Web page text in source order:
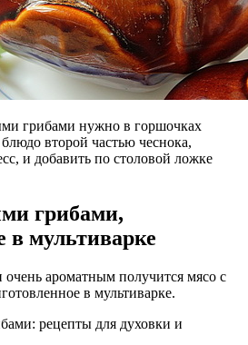
грибами нужно в горшочках
второй частью чеснока,
и добавить по столовой ложке
грибами,
в мультиварке
ароматным получится мясо с
в мультиварке.